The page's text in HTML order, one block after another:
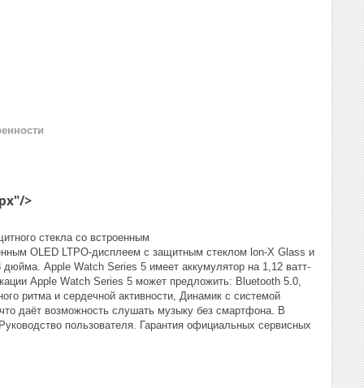
>
стекла со встроенным
OLED LTPO-дисплеем с защитным стеклом lon-X Glass и
Apple Watch Series 5 имеет аккумулятор на 1,12 ватт-
Apple Watch Series 5 может предложить: Bluetooth 5.0,
ритма и сердечной активности, Динамик с системой
даёт возможность слушать музыку без смартфона. В
пользователя. Гарантия официальных сервисных